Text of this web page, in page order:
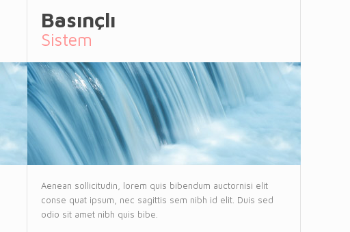
Basınçlı
Sistem
Aenean sollicitudin, lorem quis bibendum auctornisi elit
conse quat ipsum, nec sagittis sem nibh id elit. Duis sed
odio sit amet nibh quis bibe.